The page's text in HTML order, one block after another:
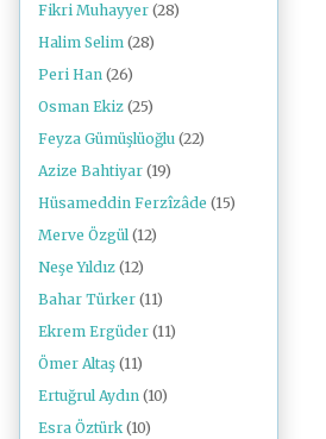
Fikri Muhayyer (28)
Halim Selim (28)
Peri Han (26)
Osman Ekiz (25)
Feyza Gümüşlüoğlu (22)
Azize Bahtiyar (19)
Hüsameddin Ferzîzâde (15)
Merve Özgül (12)
Neşe Yıldız (12)
Bahar Türker (11)
Ekrem Ergüder (11)
Ömer Altaş (11)
Ertuğrul Aydın (10)
Esra Öztürk (10)